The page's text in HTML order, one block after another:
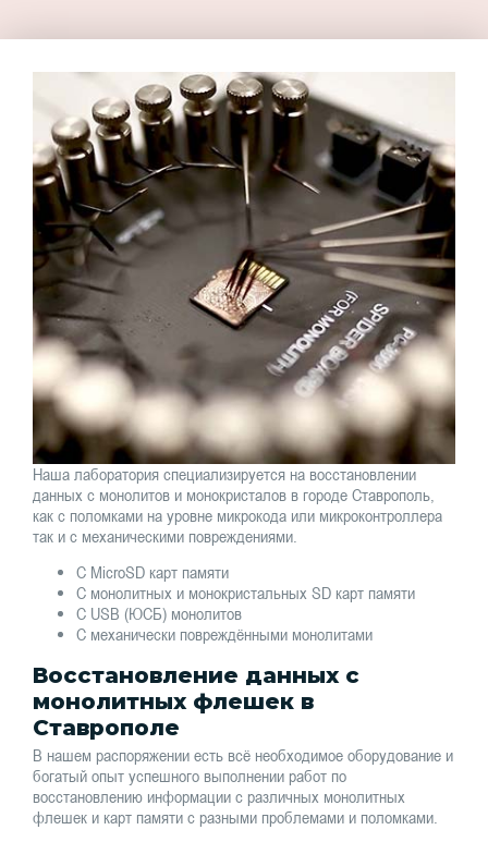
Наша лаборатория специализируется на восстановлении
данных с монолитов и монокристалов в городе Ставрополь,
как с поломками на уровне микрокода или микроконтроллера
так и с механическими повреждениями.
С MicroSD карт памяти
С монолитных и монокристальных SD карт памяти
С USB (ЮСБ) монолитов
С механически повреждёнными монолитами
Восстановление данных с
монолитных флешек в
Ставрополе
В нашем распоряжении есть всё необходимое оборудование и
богатый опыт успешного выполнении работ по
восстановлению информации с различных монолитных
флешек и карт памяти с разными проблемами и поломками.